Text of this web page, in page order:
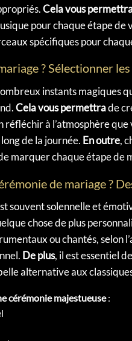
Cela vous
pour chaque étape de
spécifiques pour
? Sélectionner
instants magiques
Cela vous permettrade
réfléchir à l’atmosphère
de la journée. En outre,
marquer chaque étape de
de mariage ?
souvent solennelle et
chose de plus
ou chantés, selon
De plus, il est essentiel
alternative aux
cérémonie majestueuse: